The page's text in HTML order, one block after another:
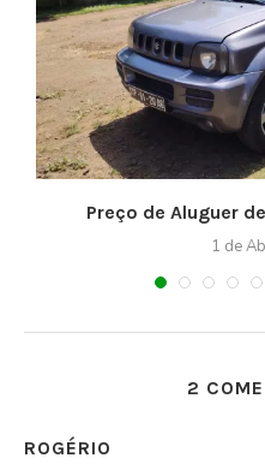
Preço de Aluguer
1 de
2
ROGÉRIO